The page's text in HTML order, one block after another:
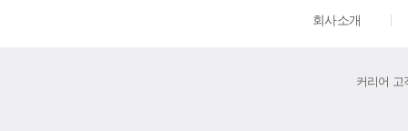
회사소개
커리어 고